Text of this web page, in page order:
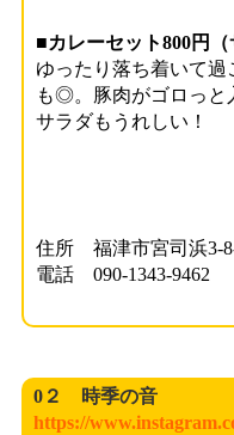
■カレーセット800円（
ゆったり落ち着いて
も◎。豚肉がゴロっと
サラダもうれしい！
住所 福津市宮司浜3-
電話 090-1343-9462
0２ 時季の音
https://